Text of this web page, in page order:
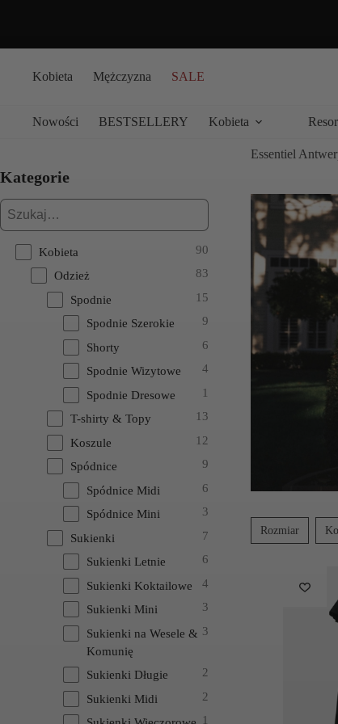
Kobieta Mężczyzna SALE
Nowości BESTSELLERY Kobieta
Essentiel
Rozmiar
Kategorie
Kobieta 90
Odzież 83
Spodnie 15
Spodnie Szerokie 9
Shorty 6
Spodnie Wizytowe 4
Spodnie Dresowe 1
T-shirty & Topy 13
Koszule 12
Spódnice 9
Spódnice Midi 6
Spódnice Mini 3
Sukienki 7
Sukienki Letnie 6
Sukienki Koktailowe 4
Sukienki Mini 3
Sukienki na Wesele &
Komunię
3
Sukienki Długie 2
Sukienki Midi 2
1